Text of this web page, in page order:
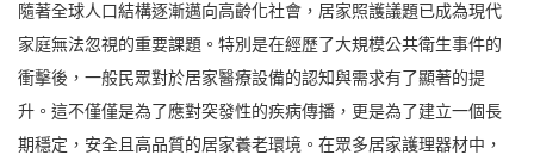
隨著全球人口結構逐漸邁向高齡化社會，居家照護議題已成為現代
家庭無法忽視的重要課題。特別是在經歷了大規模公共衛生事件的
衝擊後，一般民眾對於居家醫療設備的認知與需求有了顯著的提
升。這不僅僅是為了應對突發性的疾病傳播，更是為了建立一個長
期穩定，安全且高品質的居家養老環境。在眾多居家護理器材中，